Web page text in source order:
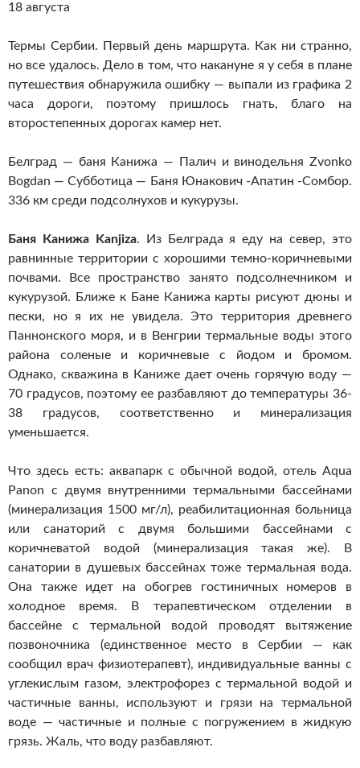
18 августа
Термы Сербии. Первый день маршрута. Как ни странно,
но все удалось. Дело в том, что накануне я у себя в плане
путешествия обнаружила ошибку — выпали из графика 2
часа дороги, поэтому пришлось гнать, благо на
второстепенных дорогах камер нет.
Белград — баня Канижа — Палич и винодельня Zvonko
Bogdan — Субботица — Баня Юнакович -Апатин -Сомбор.
336 км среди подсолнухов и кукурузы.
Баня Канижа Kanjiza. Из Белграда я еду на север, это
равнинные территории с хорошими темно-коричневыми
почвами. Все пространство занято подсолнечником и
кукурузой. Ближе к Бане Канижа карты рисуют дюны и
пески, но я их не увидела. Это территория древнего
Паннонского моря, и в Венгрии термальные воды этого
района соленые и коричневые с йодом и бромом.
Однако, скважина в Каниже дает очень горячую воду —
70 градусов, поэтому ее разбавляют до температуры 36-
38 градусов, соответственно и минерализация
уменьшается.
Что здесь есть: аквапарк с обычной водой, отель Aqua
Panon c двумя внутренними термальными бассейнами
(минерализация 1500 мг/л), реабилитационная больница
или санаторий с двумя большими бассейнами с
коричневатой водой (минерализация такая же). В
санатории в душевых бассейнах тоже термальная вода.
Она также идет на обогрев гостиничных номеров в
холодное время. В терапевтическом отделении в
бассейне с термальной водой проводят вытяжение
позвоночника (единственное место в Сербии — как
сообщил врач физиотерапевт), индивидуальные ванны с
углекислым газом, электрофорез с термальной водой и
частичные ванны, используют и грязи на термальной
воде — частичные и полные с погружением в жидкую
грязь. Жаль, что воду разбавляют.